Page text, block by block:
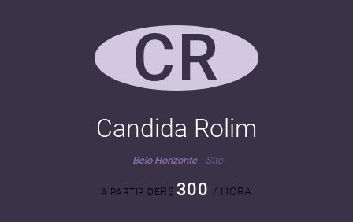
CR
Candida Rolim
Belo Horizonte Site
A PARTIR DER$ 300 / HORA